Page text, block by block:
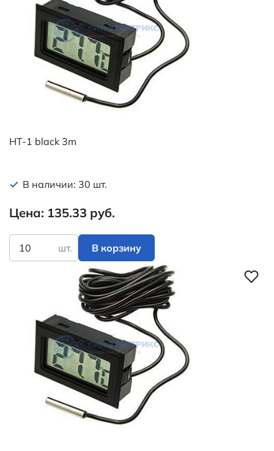
HT-1 black 3m
В наличии: 30 шт.
Цена: 135.33 руб.
шт. В корзину